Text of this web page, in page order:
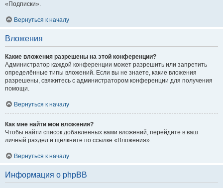
«Подписки».
Вернуться к началу
Вложения
Какие вложения разрешены на этой конференции?
Администратор каждой конференции может разрешить или запретить
определённые типы вложений. Если вы не знаете, какие вложения
разрешены, свяжитесь с администратором конференции для получения
помощи.
Вернуться к началу
Как мне найти мои вложения?
Чтобы найти список добавленных вами вложений, перейдите в ваш
личный раздел и щёлкните по ссылке «Вложения».
Вернуться к началу
Информация о phpBB